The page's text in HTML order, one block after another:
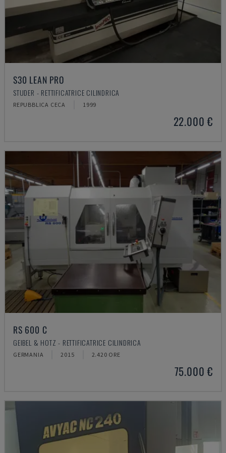
S30 LEAN PRO
STUDER - RETTIFICATRICE CILINDRICA
REPUBBLICA CECA 1999
22.000 €
RS 600 C
GEIBEL & HOTZ - RETTIFICATRICE CILINDRICA
GERMANIA 2015 2.420 ORE
75.000 €